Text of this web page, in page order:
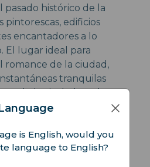
histórico de la
pintorescas, edificios
encantadores a lo
El lugar ideal para
romance de la ciudad,
tranquilas
de la ciudad por la
Eiffel o a lo largo del
is English, would you
language to English?